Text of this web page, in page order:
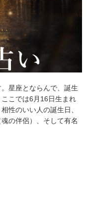
星座とならんで、誕生
こでは6月16日生まれ
性のいい人の誕生日、
の伴侶）、そして有名